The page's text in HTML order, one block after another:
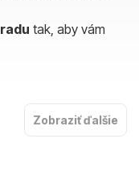
tak, aby vám
Zobraziť ďalšie